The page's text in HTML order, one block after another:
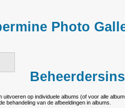
Photo
op individuele albums (of voor alle
behandeling van de afbeeldingen in albums.